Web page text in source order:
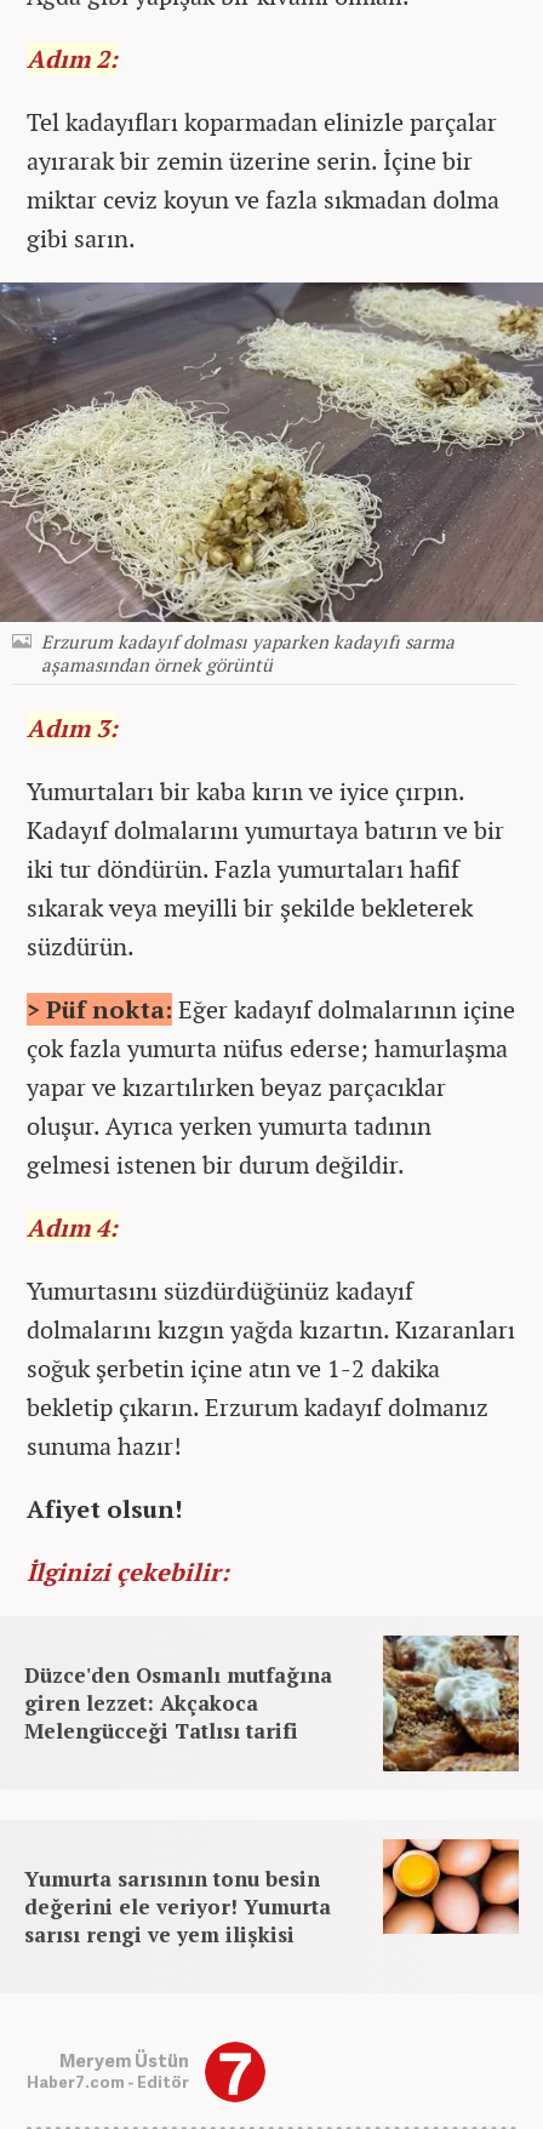
Adım 2:
Tel kadayıfları koparmadan elinizle parçalar
ayırarak bir zemin üzerine serin. İçine bir
miktar ceviz koyun ve fazla sıkmadan dolma
gibi sarın.
Erzurum kadayıf dolması yaparken kadayıfı sarma
aşamasından örnek görüntü
Adım 3:
Yumurtaları bir kaba kırın ve iyice çırpın.
Kadayıf dolmalarını yumurtaya batırın ve bir
iki tur döndürün. Fazla yumurtaları hafif
sıkarak veya meyilli bir şekilde bekleterek
süzdürün.
> Püf nokta: Eğer kadayıf dolmalarının içine
çok fazla yumurta nüfus ederse; hamurlaşma
yapar ve kızartılırken beyaz parçacıklar
oluşur. Ayrıca yerken yumurta tadının
gelmesi istenen bir durum değildir.
Adım 4:
Yumurtasını süzdürdüğünüz kadayıf
dolmalarını kızgın yağda kızartın. Kızaranları
soğuk şerbetin içine atın ve 1-2 dakika
bekletip çıkarın. Erzurum kadayıf dolmanız
sunuma hazır!
Afiyet olsun!
İlginizi çekebilir:
Düzce'den Osmanlı mutfağına
giren lezzet: Akçakoca
Melengücceği Tatlısı tarifi
Yumurta sarısının tonu besin
değerini ele veriyor! Yumurta
sarısı rengi ve yem ilişkisi
Meryem Üstün
Haber7.com - Editör